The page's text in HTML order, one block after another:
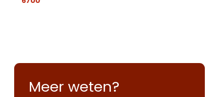
Meer weten?